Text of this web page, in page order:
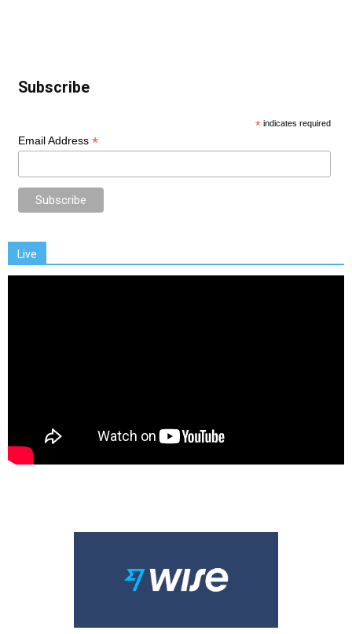
Subscribe
* indicates required
Email Address *
Live